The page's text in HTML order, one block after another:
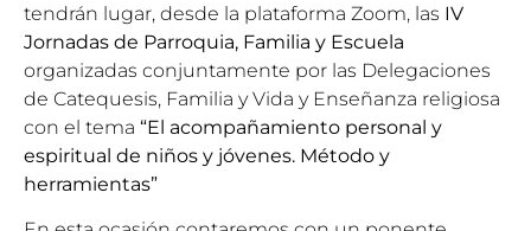
tendrán lugar, desde la plataforma Zoom, las IV
Jornadas de Parroquia, Familia y Escuela
organizadas conjuntamente por las Delegaciones
de Catequesis, Familia y Vida y Enseñanza religiosa
con el tema “El acompañamiento personal y
espiritual de niños y jóvenes. Método y
herramientas”